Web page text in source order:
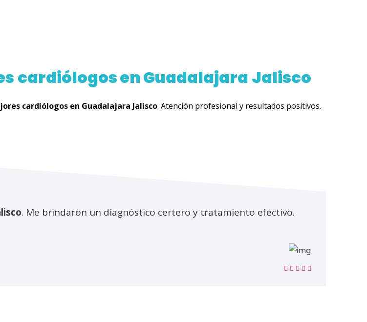
cardiólogos en Guadalajara Jalisco
cardiólogos en Guadalajara Jalisco. Atención profesional y resultados positivos.
. Me brindaron un diagnóstico certero y tratamiento efectivo.